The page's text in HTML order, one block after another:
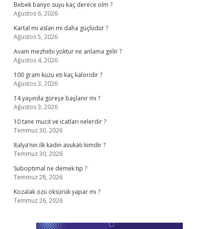
Bebek banyo suyu kaç derece olm ?
Ağustos 6, 2026
Kartal mı aslan mı daha güçlüdür ?
Ağustos 5, 2026
Avam mezhebi yoktur ne anlama gelir ?
Ağustos 4, 2026
100 gram kuzu eti kaç kaloridir ?
Ağustos 3, 2026
14 yaşında güreşe başlanır mı ?
Ağustos 3, 2026
10 tane mucit ve icatları nelerdir ?
Temmuz 30, 2026
İtalya’nın ilk kadın avukatı kimdir ?
Temmuz 30, 2026
Suboptimal ne demek tıp ?
Temmuz 28, 2026
Kozalak özü öksürük yapar mı ?
Temmuz 26, 2026